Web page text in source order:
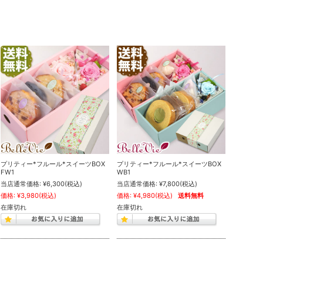
プリティー*フルール*スイーツBOX
FW1
当店通常価格: ¥6,300(税込)
価格: ¥3,980(税込)
在庫切れ
プリティー*フルール*スイーツBOX
WB1
当店通常価格: ¥7,800(税込)
価格: ¥4,980(税込)
送料無料
在庫切れ